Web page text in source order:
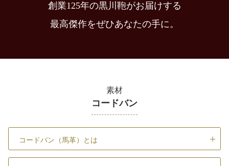
創業125年の黒川鞄がお届けする
最高傑作をぜひあなたの手に。
素材
コードバン
コードバン（馬革）とは